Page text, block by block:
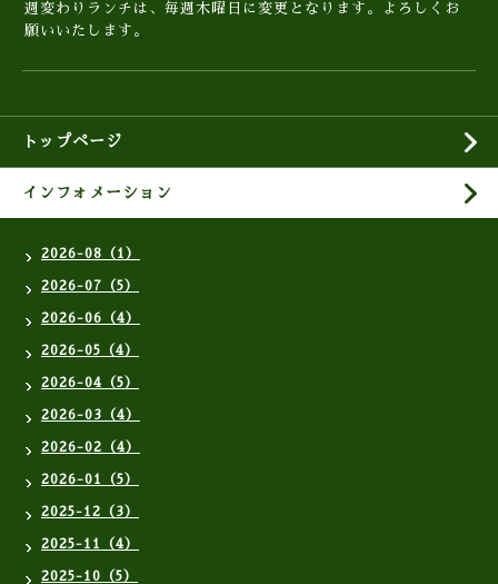
週変わりランチは、毎週木曜日に変更となります。よろしくお
願いいたします。
トップページ
インフォメーション
2026-08（1）
2026-07（5）
2026-06（4）
2026-05（4）
2026-04（5）
2026-03（4）
2026-02（4）
2026-01（5）
2025-12（3）
2025-11（4）
2025-10（5）